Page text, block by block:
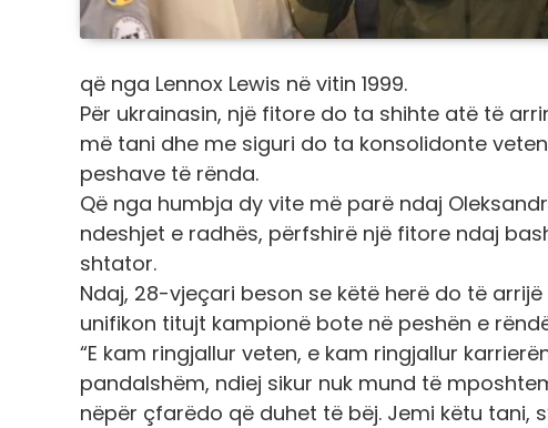
që nga Lennox Lewis në vitin 1999.
Për ukrainasin, një fitore do ta shihte atë të
më tani dhe me siguri do ta konsolidonte
peshave të rënda.
Që nga humbja dy vite më parë ndaj
ndeshjet e radhës, përfshirë një fitore ndaj
shtator.
Ndaj, 28-vjeçari beson se këtë herë do të
unifikon titujt kampionë bote në peshën e
“E kam ringjallur veten, e kam ringjallur
pandalshëm, ndiej sikur nuk mund të
nëpër çfarëdo që duhet të bëj. Jemi këtu tani,